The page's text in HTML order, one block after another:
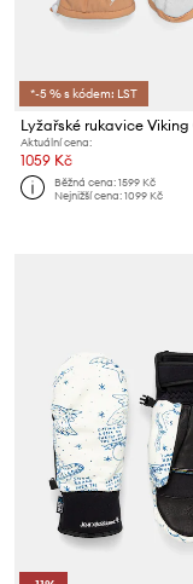
*-5 % s kódem: LST
Aktuální cena:
1059 Kč
Běžná cena:1599 Kč
Nejnižší cena:1099 Kč